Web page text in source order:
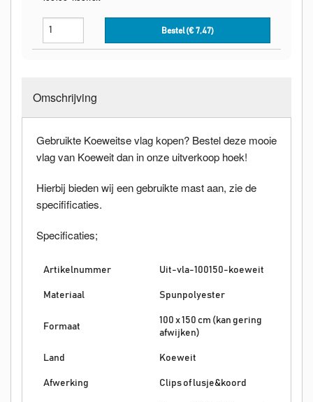
Bestel (€7,47)
Omschrijving
Gebruikte Koeweitse vlag kopen? Bestel deze mooie
vlag van Koeweit dan in onze uitverkoop hoek!
Hierbij bieden wij een gebruikte mast aan, zie de
specifificaties.
Specificaties;
Artikelnummer Uit-vla-100150-koeweit
Materiaal Spunpolyester
Formaat
100 x 150 cm (kan gering
afwijken)
Land Koeweit
Afwerking Clips of lusje&koord